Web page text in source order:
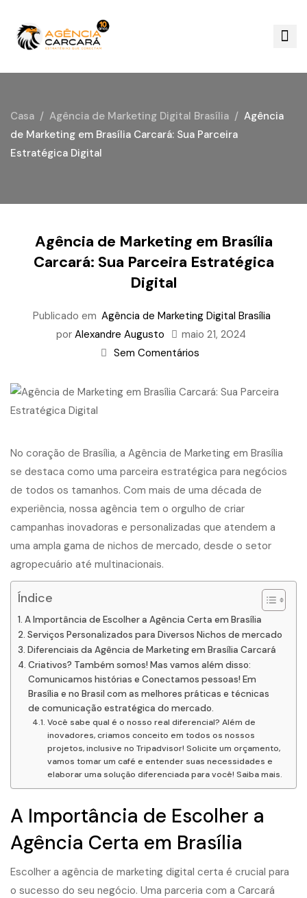
Casa Agência de Marketing Digital Brasília
Agência
de Marketing em Brasília Carcará: Sua Parceira
Estratégica Digital
Agência de Marketing em Brasília
Carcará: Sua Parceira Estratégica
Digital
Publicado em Agência de Marketing Digital Brasília
por Alexandre Augusto
maio 21, 2024
Sem Comentários
No coração de Brasília, a Agência de Marketing em Brasília
se destaca como uma parceira estratégica para negócios
de todos os tamanhos. Com mais de uma década de
experiência, nossa agência tem o orgulho de criar
campanhas inovadoras e personalizadas que atendem a
uma ampla gama de nichos de mercado, desde o setor
agropecuário até multinacionais.
Índice
A Importância de Escolher a Agência Certa em Brasília
Serviços Personalizados para Diversos Nichos de mercado
Diferenciais da Agência de Marketing em Brasília Carcará
Criativos? Também somos! Mas vamos além disso:
Comunicamos histórias e Conectamos pessoas! Em
Brasília e no Brasil com as melhores práticas e técnicas
de comunicação estratégica do mercado.
Você sabe qual é o nosso real diferencial? Além de
inovadores, criamos conceito em todos os nossos
projetos, inclusive no Tripadvisor! Solicite um orçamento,
vamos tomar um café e entender suas necessidades e
elaborar uma solução diferenciada para você! Saiba mais.
A Importância de Escolher a
Agência Certa em Brasília
Escolher a agência de marketing digital certa é crucial para
o sucesso do seu negócio. Uma parceria com a Carcará